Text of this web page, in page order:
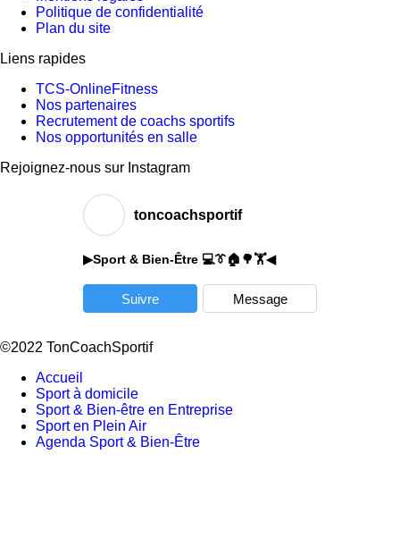
Politique de confidentialité
Plan du site
Liens rapides
TCS-OnlineFitness
Nos partenaires
Recrutement de coachs sportifs
Nos opportunités en salle
Rejoignez-nous sur Instagram
toncoachsportif
▶Sport & Bien-Être 💻👔🏠🌳🏋️◀
Suivre Message
©2022 TonCoachSportif
Accueil
Sport à domicile
Sport & Bien-être en Entreprise
Sport en Plein Air
Agenda Sport & Bien-Être